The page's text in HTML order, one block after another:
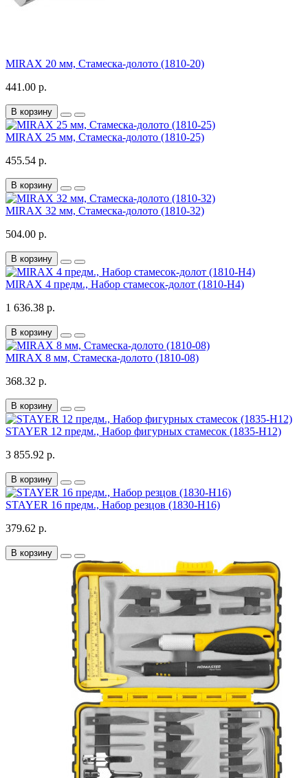
MIRAX 20 мм, Стамеска-долото (1810-20)
441.00 р.
В корзину
MIRAX 25 мм, Стамеска-долото (1810-25)
455.54 р.
В корзину
MIRAX 32 мм, Стамеска-долото (1810-32)
504.00 р.
В корзину
MIRAX 4 предм., Набор стамесок-долот (1810-H4)
1 636.38 р.
В корзину
MIRAX 8 мм, Стамеска-долото (1810-08)
368.32 р.
В корзину
STAYER 12 предм., Набор фигурных стамесок (1835-H12)
3 855.92 р.
В корзину
STAYER 16 предм., Набор резцов (1830-H16)
379.62 р.
В корзину